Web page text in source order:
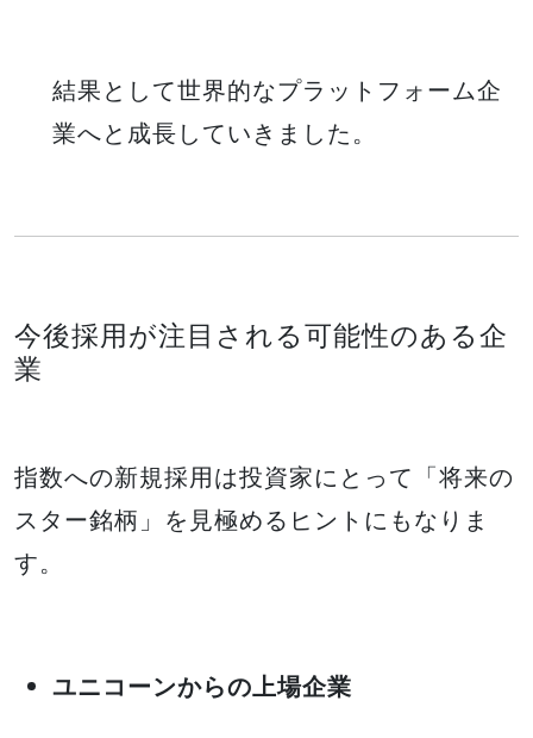
結果として世界的なプラットフォーム企
業へと成長していきました。
今後採用が注目される可能性のある企
業
指数への新規採用は投資家にとって「将来の
スター銘柄」を見極めるヒントにもなりま
す。
ユニコーンからの上場企業